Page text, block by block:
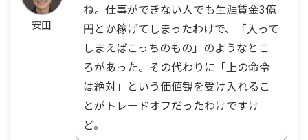
安田
ね。仕事ができない人でも生涯賃金3億
円とか稼げてしまったわけで、「入って
しまえばこっちのもの」のようなとこ
ろがあった。その代わりに「上の命令
は絶対」という価値観を受け入れるこ
とがトレードオフだったわけですけ
ど。